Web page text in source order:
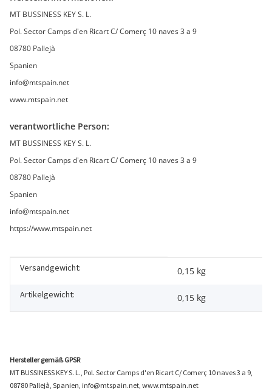
MT BUSSINESS KEY S. L.
Pol. Sector Camps d'en Ricart C/ Comerç 10 naves 3 a 9
08780 Pallejà
Spanien
info@mtspain.net
www.mtspain.net
verantwortliche Person:
MT BUSSINESS KEY S. L.
Pol. Sector Camps d'en Ricart C/ Comerç 10 naves 3 a 9
08780 Pallejà
Spanien
info@mtspain.net
https://www.mtspain.net
Produkteigenschaft
Wert
Versandgewicht: 0,15 kg
Artikelgewicht: 0,15 kg
Hersteller gemäß GPSR
MT BUSSINESS KEY S. L., Pol. Sector Camps d'en Ricart C/ Comerç 10 naves 3 a 9,
08780 Pallejà, Spanien, info@mtspain.net, www.mtspain.net